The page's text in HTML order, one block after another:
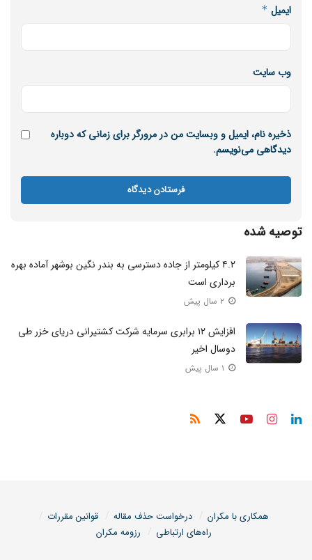
ایمیل *
وب‌ سایت
ذخیره نام، ایمیل و وبسایت من در مرورگر برای زمانی که دوباره
دیدگاهی می‌نویسم.
توصیه شده
۴.۲ کیلومتر از جاده دسترسی به بندر نگین بوشهر آماده بهره
برداری است
افزایش ۱۲ برابری سرمایه شرکت کشتیرانی دریای خزر طی
دوسال اخیر
همکاری با مکران درخواست حذف مقاله
قوانین مقررات
راه‌های ارتباطی
رزومه مکران